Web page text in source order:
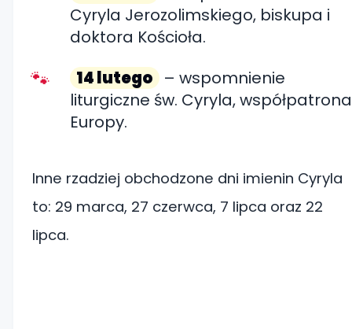
Cyryla Jerozolimskiego, biskupa i
doktora Kościoła.
14 lutego – wspomnienie
liturgiczne św. Cyryla, współpatrona
Europy.
Inne rzadziej obchodzone dni imienin Cyryla
to: 29 marca, 27 czerwca, 7 lipca oraz 22
lipca.